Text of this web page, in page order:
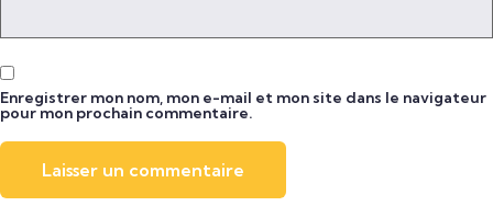
Enregistrer mon nom, mon e-mail et mon site dans le navigateur
pour mon prochain commentaire.